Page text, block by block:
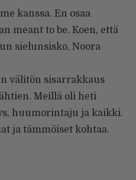
kanssa. En osaa
meant to be. Koen, että
sielunsisko, Noora
välitön sisarrakkaus
Meillä oli heti
huumorintaju ja kaikki.
ja tämmöiset kohtaa.